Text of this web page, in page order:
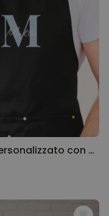
Grembiule Personalizzato con Monogramma